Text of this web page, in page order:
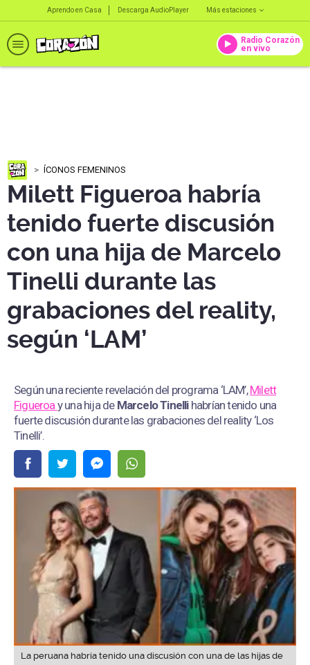
Aprendo en Casa Descarga AudioPlayer Más estaciones
Radio Corazón
en vivo
ÍCONOS FEMENINOS
Milett Figueroa habría
tenido fuerte discusión
con una hija de Marcelo
Tinelli durante las
grabaciones del reality,
según ‘LAM’
Según una reciente revelación del programa ‘LAM’,Milett
Figueroa y una hija de Marcelo Tinellihabrían tenido una
fuerte discusión durante las grabaciones del reality ‘Los
Tinelli’.
La peruana habría tenido una discusión con una de las hijas de